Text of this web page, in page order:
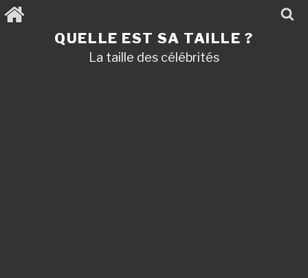
Aller
au
QUELLE EST SA TAILLE ?
La taille des célébrités